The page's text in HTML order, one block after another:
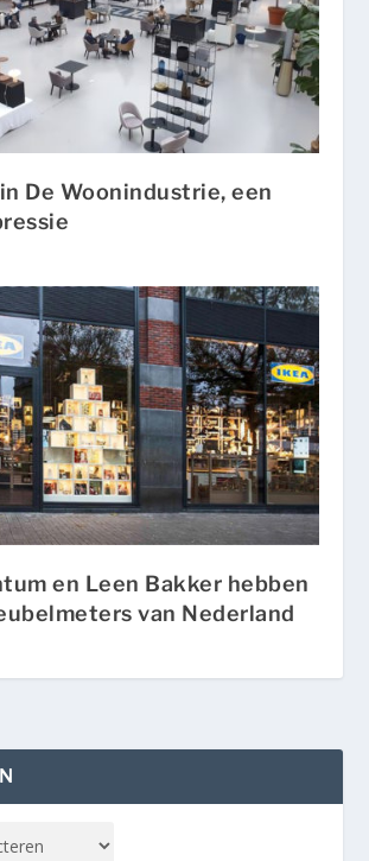
De Woonindustrie, een
en Leen Bakker hebben
van Nederland